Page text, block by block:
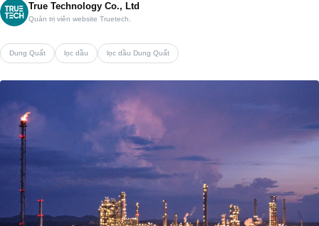
True Technology Co., Ltd
Quản trị viên website Truetech.
Dung Quất lọc dầu lọc dầu Dung Quất